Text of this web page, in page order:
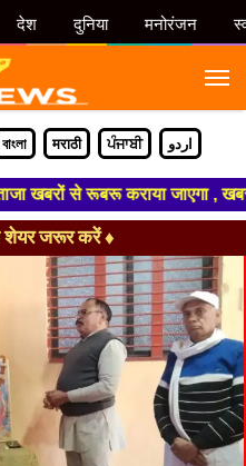
বাংলা मराठी ਪੰਜਾਬੀ اردو
से रूबरू कराया जाएगा , खबर
जरूर करें ♦
देश दुनिया मनोरंजन